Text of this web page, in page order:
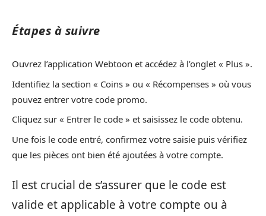
Étapes à suivre
Ouvrez l’application Webtoon et accédez à l’onglet « Plus ».
Identifiez la section « Coins » ou « Récompenses » où vous
pouvez entrer votre code promo.
Cliquez sur « Entrer le code » et saisissez le code obtenu.
Une fois le code entré, confirmez votre saisie puis vérifiez
que les pièces ont bien été ajoutées à votre compte.
Il est crucial de s’assurer que le code est
valide et applicable à votre compte ou à